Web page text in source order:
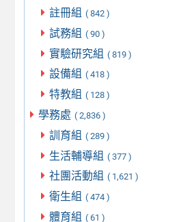
註冊組 ( 842 )
試務組 ( 90 )
實驗研究組 ( 819 )
設備組 ( 418 )
特教組 ( 128 )
學務處 ( 2,836 )
訓育組 ( 289 )
生活輔導組 ( 377 )
社團活動組 ( 1,621 )
衛生組 ( 474 )
體育組 ( 61 )